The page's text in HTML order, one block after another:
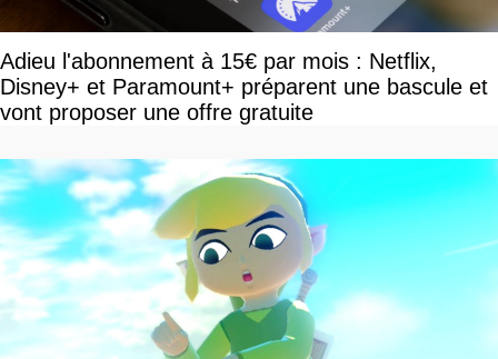
Adieu l'abonnement à 15€ par mois : Netflix,
Disney+ et Paramount+ préparent une bascule et
vont proposer une offre gratuite